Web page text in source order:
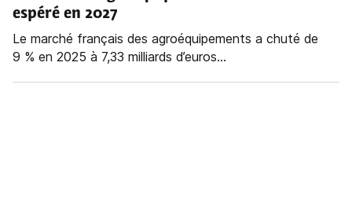
espéré en 2027
Le marché français des agroéquipements a chuté de
9 % en 2025 à 7,33 milliards d’euros...